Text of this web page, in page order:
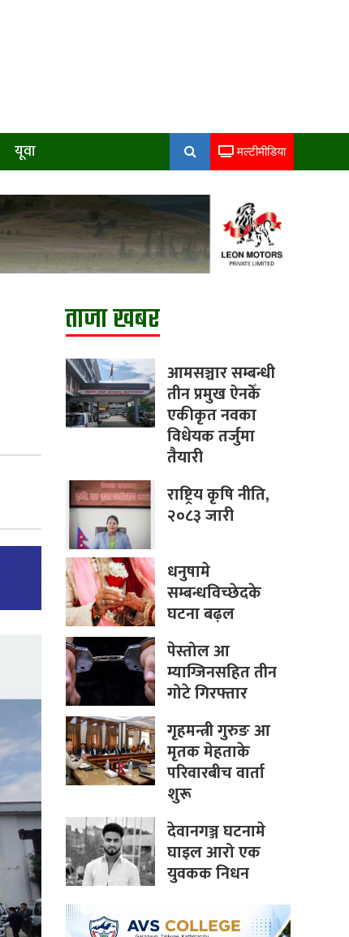
यूवा मल्टीमीडिया
ताजा खबर
आमसञ्चार सम्बन्धी
तीन प्रमुख ऐनकेँ
एकीकृत नवका
विधेयक तर्जुमा
तैयारी
राष्ट्रिय कृषि नीति,
२०८३ जारी
धनुषामे
सम्बन्धविच्छेदके
घटना बढ़ल
पेस्तोल आ
म्याग्जिनसहित तीन
गोटे गिरफ्तार
गृहमन्त्री गुरुङ आ
मृतक मेहताके
परिवारबीच वार्ता
शुरू
देवानगञ्ज घटनामे
घाइल आरो एक
युवकक निधन